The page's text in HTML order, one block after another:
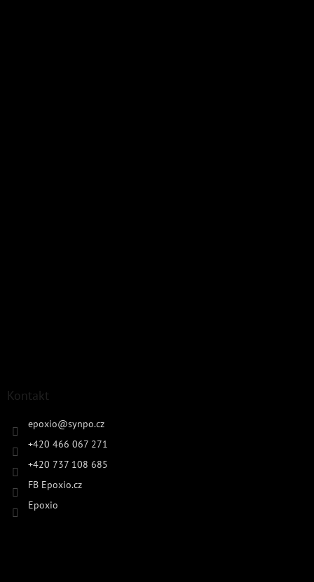
Kontakt
epoxio@synpo.cz
+420 466 067 271
+420 737 108 685
FB Epoxio.cz
Epoxio